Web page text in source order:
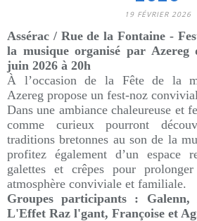
19 FÉVRIER 2026
Assérac / Rue de la Fontaine -
la musique organisé par Azereg
juin 2026 à 20h
À l’occasion de la Fête de la
Azereg propose un fest-noz
Dans une ambiance chaleureuse et
comme curieux pourront
traditions bretonnes au son de la
profitez également d’un espace
galettes et crêpes pour
atmosphère conviviale et familiale.
Groupes participants :
L'Effet Raz l'gant, Françoise et